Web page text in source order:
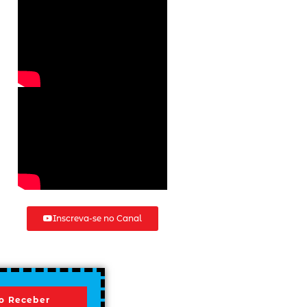
Inscreva-se no Canal
Receber